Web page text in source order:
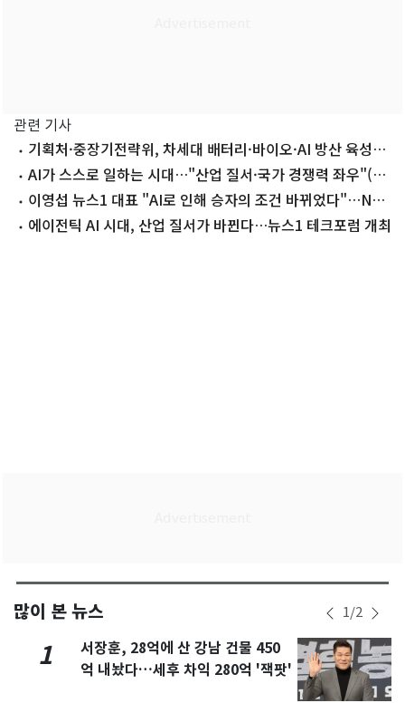
관련 기사
기획처·중장기전략위, 차세대 배터리·바이오·AI 방산 육성
논의AI가 스스로 일하는 시대…"산업 질서·국가 경쟁력 좌우"(종
합)이영섭 뉴스1 대표 "AI로 인해 승자의 조건 바뀌었다"…NTF
2026 개막
에이전틱 AI 시대, 산업 질서가 바뀐다…뉴스1 테크포럼 개최
많이 본 뉴스 1/2
1
서장훈, 28억에 산 강남 건물 450
억 내놨다…세후 차익 280억 '잭팟'